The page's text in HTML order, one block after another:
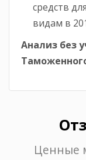
средств
видам в
Анализ без
Ценные